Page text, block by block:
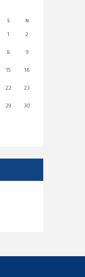
S N
1
2
8
9
15
16
22
23
29
30